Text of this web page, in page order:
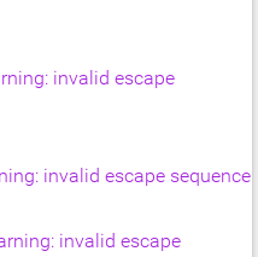
invalid escape
invalid escape sequence
invalid escape